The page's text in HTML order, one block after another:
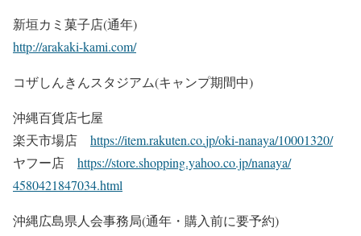
新垣カミ菓子店(通年)
http://arakaki-kami.com/
コザしんきんスタジアム(キャンプ期間中)
沖縄百貨店七屋
楽天市場店 https://item.rakuten.co.jp/oki-nanaya/10001320/
ヤフー店 https://store.shopping.yahoo.co.jp/nanaya/
4580421847034.html
沖縄広島県人会事務局(通年・ 購入前に要予約)